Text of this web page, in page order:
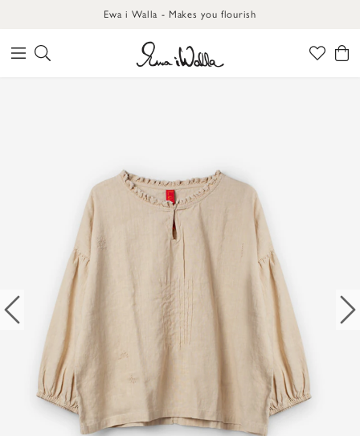
Ewa i Walla - Makes you flourish